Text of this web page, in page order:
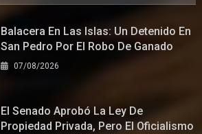
Balacera En Las Islas: Un Detenido En
San Pedro Por El Robo De Ganado
07/08/2026
El Senado Aprobó La Ley De
Propiedad Privada, Pero El Oficialismo